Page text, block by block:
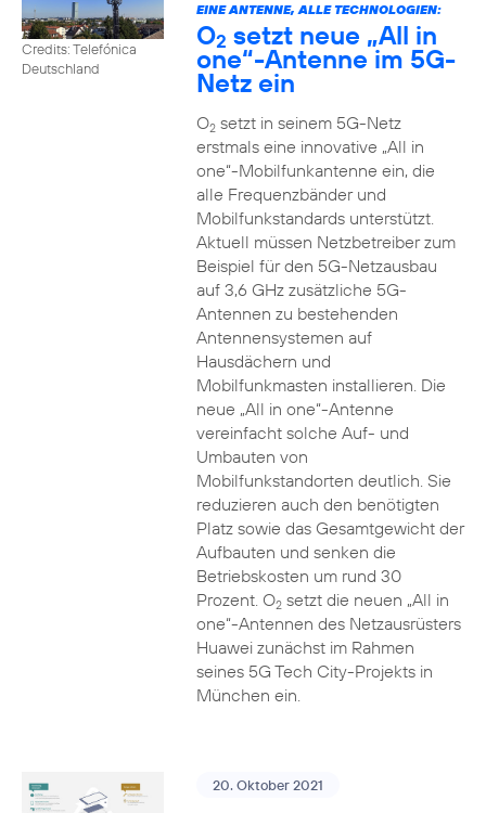
Credits: Telefónica
Deutschland
EINE ANTENNE, ALLE TECHNOLOGIEN:
O2 setzt neue „All in
one“-Antenne im 5G-
Netz ein
O2setzt in seinem 5G-Netz
erstmals eine innovative „All in
one“-Mobilfunkantenne ein, die
alle Frequenzbänder und
Mobilfunkstandards unterstützt.
Aktuell müssen Netzbetreiber zum
Beispiel für den 5G-Netzausbau
auf 3,6 GHz zusätzliche 5G-
Antennen zu bestehenden
Antennensystemen auf
Hausdächern und
Mobilfunkmasten installieren. Die
neue „All in one“-Antenne
vereinfacht solche Auf- und
Umbauten von
Mobilfunkstandorten deutlich. Sie
reduzieren auch den benötigten
Platz sowie das Gesamtgewicht der
Aufbauten und senken die
Betriebskosten um rund 30
Prozent. O2setzt die neuen „All in
one“-Antennen des Netzausrüsters
Huawei zunächst im Rahmen
seines 5G Tech City-Projekts in
München ein.
20. Oktober 2021